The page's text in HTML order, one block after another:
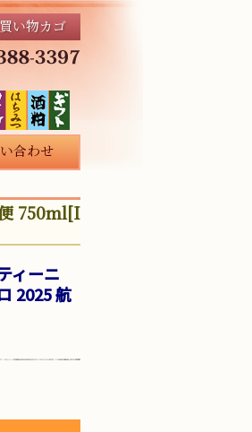
買い物カゴ
合わせ
便 750ml[I
ィーニ
2025 航